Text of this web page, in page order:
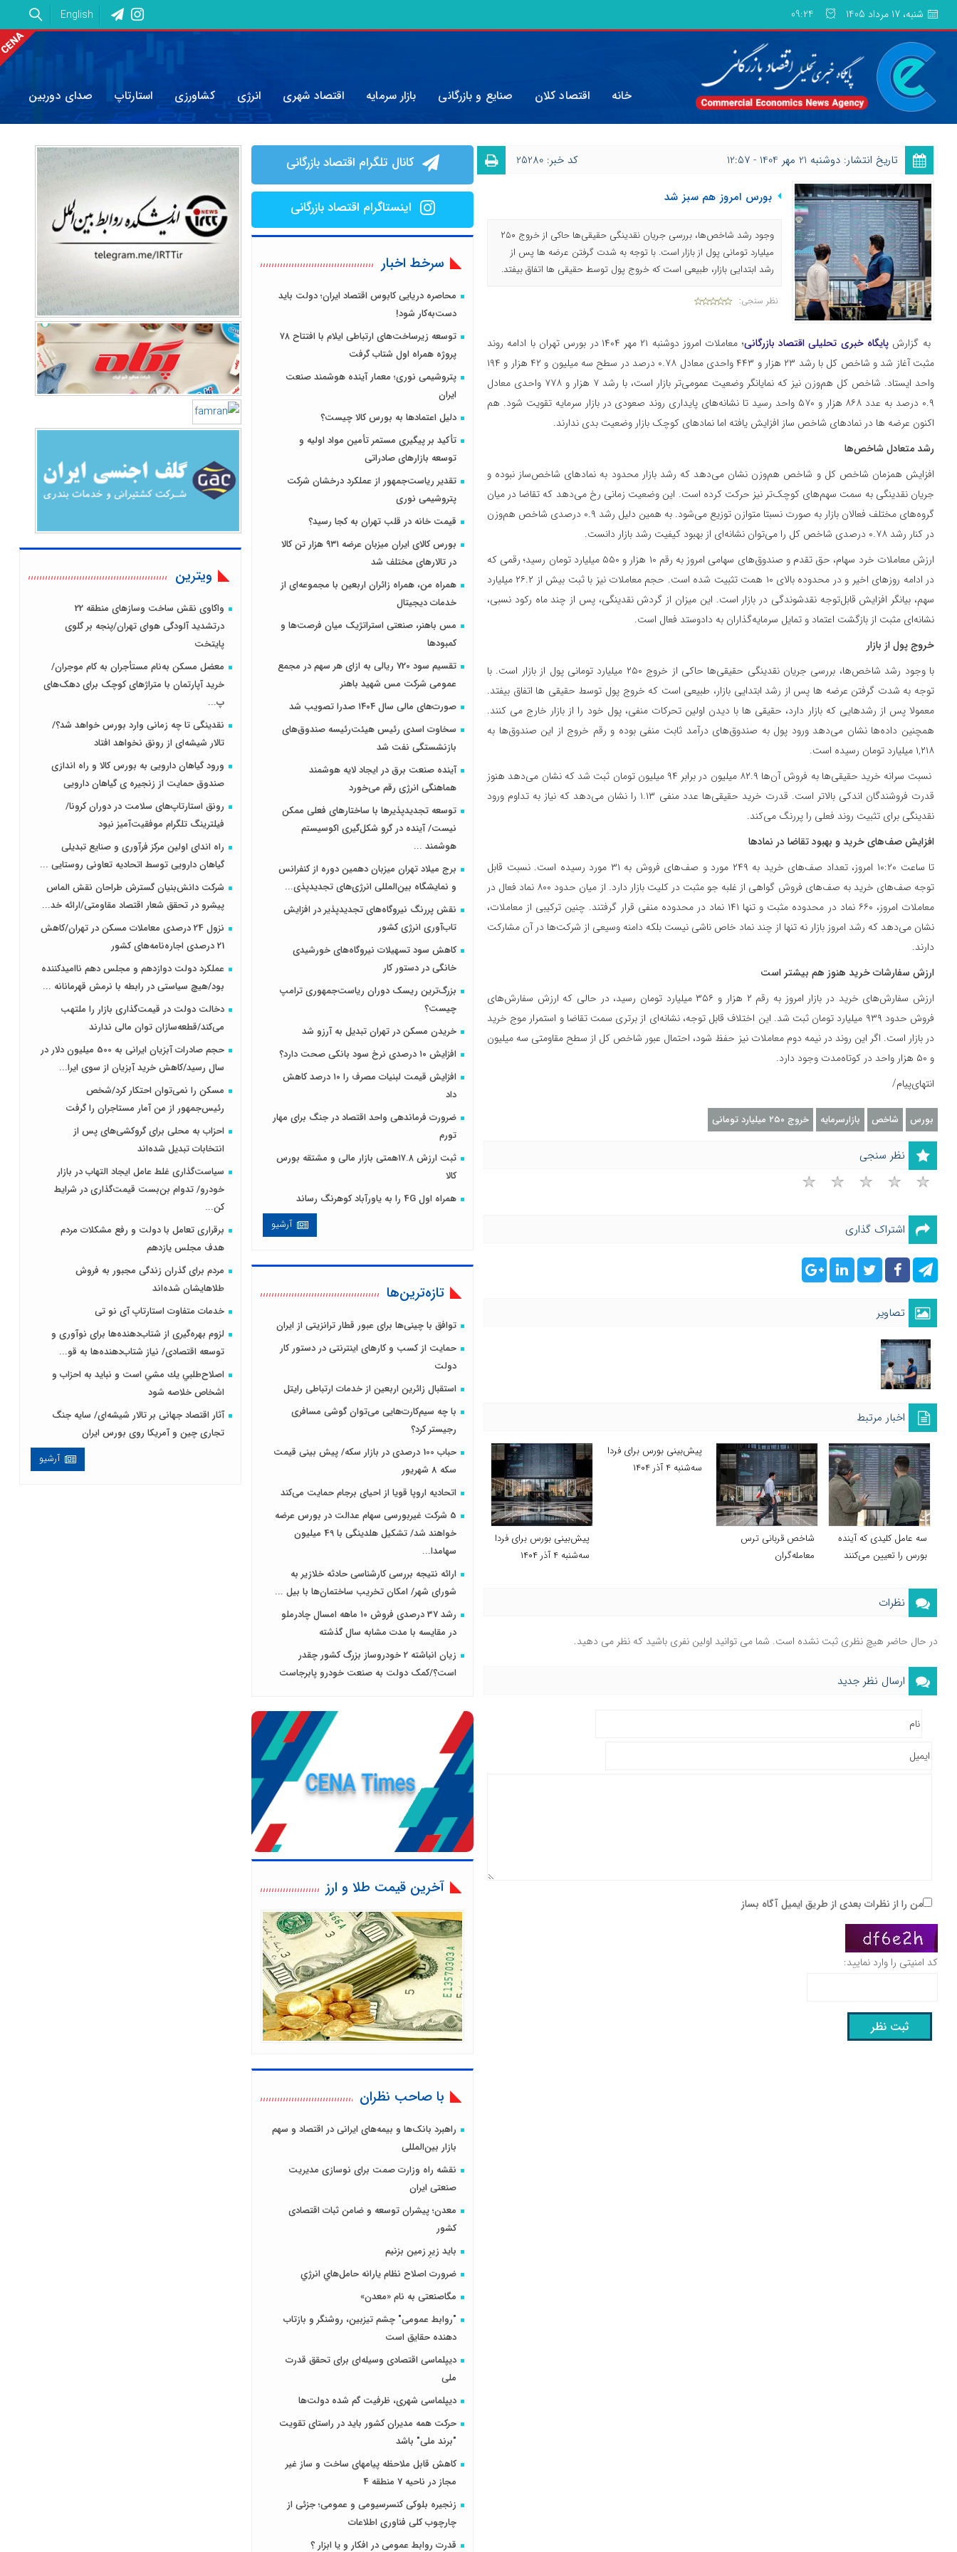
شنبه، 17 مرداد 1405 09:24
English
خانه اقتصاد کلان صنایع و بازرگانی بازار سرمایه اقتصاد شهری انرژی کشاورزی استارتاپ صدای دوربین
تاریخ انتشار: دوشنبه 21 مهر 1404 - 12:57 کد خبر: 25280
بورس امروز هم سبز شد
وجود رشد شاخص‌ها، بررسی جریان نقدینگی حقیقی‌ها حاکی از خروج ۲۵۰
میلیارد تومانی پول از بازار است. با توجه به شدت گرفتن عرضه ها پس از
رشد ابتدایی بازار، طبیعی است که خروج پول توسط حقیقی ها اتفاق بیفتد.
نظر سنجی:
به گزارش پایگاه خبری تحلیلی اقتصاد بازرگانی
؛ معاملات امروز دوشنبه ۲۱ مهر ۱۴۰۴ در بورس تهران با ادامه روند
مثبت آغاز شد و شاخص کل با رشد ۲۳ هزار و ۴۴۳ واحدی معادل ۰.۷۸ درصد در سطح سه میلیون و ۴۲ هزار و ۱۹۴
واحد ایستاد. شاخص کل هم‌وزن نیز که نمایانگر وضعیت عمومی‌تر بازار است، با رشد ۷ هزار و ۷۷۸ واحدی معادل
۰.۹ درصد به عدد ۸۶۸ هزار و ۵۷۰ واحد رسید تا نشانه‌های پایداری روند صعودی در بازار سرمایه تقویت شود. هم
اکنون عرضه ها در نمادهای شاخص ساز افزایش یافته اما نمادهای کوچک بازار وضعیت بدی ندارند.
رشد متعادل شاخص‌ها
افزایش همزمان شاخص کل و شاخص هم‌وزن نشان می‌دهد که رشد بازار محدود به نمادهای شاخص‌ساز نبوده و
جریان نقدینگی به سمت سهم‌های کوچک‌تر نیز حرکت کرده است. این وضعیت زمانی رخ می‌دهد که تقاضا در میان
گروه‌های مختلف فعالان بازار به صورت نسبتا متوازن توزیع می‌شود. به همین دلیل رشد ۰.۹ درصدی شاخص هم‌وزن
در کنار رشد ۰.۷۸ درصدی شاخص کل را می‌توان نشانه‌ای از بهبود کیفیت رشد بازار دانست.
ارزش معاملات خرد سهام، حق تقدم و صندوق‌های سهامی امروز به رقم ۱۰ هزار و ۵۵۰ میلیارد تومان رسید؛ رقمی که
در ادامه روزهای اخیر و در محدوده بالای ۱۰ همت تثبیت شده است. حجم معاملات نیز با ثبت بیش از ۲۶.۲ میلیارد
سهم، بیانگر افزایش قابل‌توجه نقدشوندگی در بازار است. این میزان از گردش نقدینگی، پس از چند ماه رکود نسبی،
نشانه‌ای مثبت از بازگشت اعتماد و تمایل سرمایه‌گذاران به دادوستد فعال است.
خروج پول از بازار
با وجود رشد شاخص‌ها، بررسی جریان نقدینگی حقیقی‌ها حاکی از خروج ۲۵۰ میلیارد تومانی پول از بازار است. با
توجه به شدت گرفتن عرضه ها پس از رشد ابتدایی بازار، طبیعی است که خروج پول توسط حقیقی ها اتفاق بیفتد.
معمولا پس از رشدهایی که بازار دارد، حقیقی ها با دیدن اولین تحرکات منفی، پول خود را از بازار خارج می کنند.
همچنین داده‌ها نشان می‌دهد ورود پول به صندوق‌های درآمد ثابت منفی بوده و رقم خروج از این صندوق‌ها به
۱,۲۱۸ میلیارد تومان رسیده است.
نسبت سرانه خرید حقیقی‌ها به فروش آن‌ها ۸۲.۹ میلیون در برابر ۹۴ میلیون تومان ثبت شد که نشان می‌دهد هنوز
قدرت فروشندگان اندکی بالاتر است. قدرت خرید حقیقی‌ها عدد منفی ۱.۱۳ را نشان می‌دهد که نیاز به تداوم ورود
نقدینگی برای تثبیت روند فعلی را پررنگ می‌کند.
افزایش صف‌های خرید و بهبود تقاضا در نمادها
تا ساعت ۱۰:۲۰ امروز، تعداد صف‌های خرید به ۲۴۹ مورد و صف‌های فروش به ۳۱ مورد رسیده است. نسبت قابل
توجه صف‌های خرید به صف‌های فروش گواهی از غلبه جو مثبت در کلیت بازار دارد. از میان حدود ۸۰۰ نماد فعال در
معاملات امروز، ۶۶۰ نماد در محدوده مثبت و تنها ۱۴۱ نماد در محدوده منفی قرار گرفتند. چنین ترکیبی از معاملات،
نشان می‌دهد که رشد امروز بازار نه تنها از چند نماد خاص ناشی نیست بلکه دامنه وسیعی از شرکت‌ها در آن مشارکت
دارند.
ارزش سفارشات خرید هنوز هم بیشتر است
ارزش سفارش‌های خرید در بازار امروز به رقم ۲ هزار و ۳۵۶ میلیارد تومان رسید، در حالی که ارزش سفارش‌های
فروش حدود ۹۳۹ میلیارد تومان ثبت شد. این اختلاف قابل توجه، نشانه‌ای از برتری سمت تقاضا و استمرار موج خرید
در بازار است. اگر این روند در نیمه دوم معاملات نیز حفظ شود، احتمال عبور شاخص کل از سطح مقاومتی سه میلیون
و ۵۰ هزار واحد در کوتاه‌مدت وجود دارد.
انتهای‌پیام/
بورس شاخص بازارسرمایه خروج ۲۵۰ میلیارد تومانی
نظر سنجی
اشتراک گذاری
تصاویر
اخبار مرتبط
سه عامل کلیدی که آینده
بورس را تعیین می‌کنند
شاخص قربانی ترس
معامله‌گران
پیش‌بینی بورس برای فردا
سه‌شنبه ۴ آذر ۱۴۰۴
پیش‌بینی بورس برای فردا
سه‌شنبه ۴ آذر ۱۴۰۴
نظرات
در حال حاضر هیچ نظری ثبت نشده است. شما می توانید اولین نفری باشید که نظر می دهید.
ارسال نظر جدید
من را از نظرات بعدی از طریق ایمیل آگاه بساز
کد امنیتی را وارد نمایید:
کانال تلگرام اقتصاد بازرگانی
اینستاگرام اقتصاد بازرگانی
سرخط اخبار
محاصره دریایی کابوس اقتصاد ایران؛ دولت باید
دست‌به‌کار شود!
توسعه زیرساخت‌های ارتباطی ایلام با افتتاح ۷۸
پروژه همراه اول شتاب گرفت
پتروشیمی نوری؛ معمار آینده هوشمند صنعت
ایران
دلیل اعتمادها به بورس کالا چیست؟
تأکید بر پیگیری مستمر تأمین مواد اولیه و
توسعه بازارهای صادراتی
تقدیر ریاست‌جمهور از عملکرد درخشان شرکت
پتروشیمی نوری
قیمت خانه در قلب تهران به کجا رسید؟
بورس کالای ایران میزبان عرضه ۹۳۱ هزار تن کالا
در تالارهای مختلف شد
همراه من، همراه زائران اربعین با مجموعه‌ای از
خدمات دیجیتال
مس باهنر، صنعتی استراتژیک میان فرصت‌ها و
کمبودها
تقسیم سود 720 ریالی به ازای هر سهم در مجمع
عمومی شرکت مس شهید باهنر
صورت‌های مالی سال ۱۴۰۴ صدرا تصویب شد
سخاوت اسدی رئیس هیئت‌رئیسه صندوق‌های
بازنشستگی نفت شد
آینده صنعت برق در ایجاد لایه هوشمند
هماهنگی انرژی رقم می‌خورد
توسعه تجدیدپذیرها با ساختارهای فعلی ممکن
نیست/ آینده در گرو شکل‌گیری اکوسیستم
هوشمند ...
برج میلاد تهران میزبان دهمین دوره از کنفرانس
و نمایشگاه بین‌المللی انرژی‌های تجدیدپذی...
نقش پررنگ نیروگاه‌های تجدیدپذیر در افزایش
تاب‌آوری انرژی کشور
کاهش سود تسهیلات نیروگاه‌های خورشیدی
خانگی در دستور کار
بزرگ‌ترین ریسک دوران ریاست‌جمهوری ترامپ
چیست؟
خریدن مسکن در تهران تبدیل به آرزو شد
افزایش ۱۰ درصدی نرخ سود بانکی صحت دارد؟
افزایش قیمت لبنیات مصرف را ۱۰ درصد کاهش
داد
ضرورت فرماندهی واحد اقتصاد در جنگ برای مهار
تورم
ثبت ارزش ۱۷.۸همتی بازار مالی و مشتقه بورس
کالا
همراه اول 4G را به یاورآباد کوهرنگ رساند
آرشیو
تازه‌ترین‌ها
توافق با چینی‌ها برای عبور قطار ترانزیتی از ایران
حمایت از کسب و کارهای اینترنتی در دستور کار
دولت
استقبال زائرین اربعین از خدمات ارتباطی رایتل
با چه سیم‌کارت‌هایی می‌توان گوشی‌ مسافری
رجیستر کرد؟
حباب 100 درصدی در بازار سکه/ پیش بینی قیمت
سکه 8 شهریور
اتحادیه اروپا قویا از احیای برجام حمایت می‌کند
5 شرکت غیربورسی سهام عدالت در بورس عرضه
خواهند شد/ تشکیل هلدینگی با 49 میلیون
سهامدا...
ارائه نتیجه بررسی‌ کارشناسی حادثه خلازیر به
شورای شهر/ امکان تخریب ساختمان‌ها با بیل ...
رشد 37 درصدی فروش ۱۰ ماهه امسال چادرملو
در مقایسه با مدت مشابه سال گذشته
زیان انباشته 2 خودروساز بزرگ کشور چقدر
است؟/کمک دولت به صنعت خودرو پابرجاست
آخرین قیمت طلا و ارز
با صاحب نظران
راهبرد بانک‌ها و بیمه‌های ایرانی در اقتصاد و سهم
بازار بین‌المللی
نقشه راه وزارت صمت برای نوسازی مدیریت
صنعتی ایران
معدن؛ پیشران توسعه و ضامن ثبات اقتصادی
کشور
باید زیرِ زمین بزنیم
ضرورت اصلاح نظام يارانه حامل‌هاي انرژي
مگاصنعتی به نام «معدن»
"روابط عمومی" چشم تیزبین، روشنگر و بازتاب
دهنده حقایق است
دیپلماسی اقتصادی وسیله‌ای برای تحقق قدرت
ملی
دیپلماسی شهری، ظرفیت گم شده دولت‌ها
حرکت همه مدیران کشور باید در راستای تقویت
"برند ملی" باشد
کاهش قابل ملاحظه پیامهای ساخت و ساز غیر
مجاز در ناحیه 7 منطقه 4
زنجیره بلوکی کنسرسیومی و عمومی؛ جزئی از
چارچوب کلی فناوری اطلاعات
قدرت روابط عمومی در افکار و یا ابزار ؟
ویترین
واکاوی نقش ساخت وسازهای منطقه 22
درتشدید آلودگی هوای تهران/پنجه بر گلوی
پایتخت
معضل مسکن به‌نام مستأجران به کام موجران/
خرید آپارتمان با متراژهای کوچک برای دهک‌های
پ...
نقدینگی تا چه زمانی وارد بورس خواهد شد؟/
تالار شیشه‌ای از رونق نخواهد افتاد
ورود گیاهان دارویی به بورس کالا و راه اندازی
صندوق حمایت از زنجیره ی گیاهان دارویی
رونق استارتاپ‌های سلامت در دوران کرونا/
فیلترینگ تلگرام موفقیت‌آمیز نبود
راه اندای اولین مرکز فرآوری و صنایع تبدیلی
گیاهان دارویی توسط اتحادیه تعاونی روستایی ...
شرکت دانش‌بنیان گسترش طراحان‌‌ ‌نقش‌ الماس
پیشرو در تحقق شعار اقتصاد مقاومتی/ارائه خد...
نزول 24 درصدی معاملات مسکن در تهران/کاهش
21 درصدی اجاره‌نامه‌های کشور
عملکرد دولت دوازدهم و مجلس دهم ناامیدکننده
بود/هیچ سیاستی در رابطه با نرمش قهرمانانه ...
دخالت دولت در قیمت‌گذاری بازار را ملتهب
می‌کند/قطعه‌سازان توان مالی ندارند
حجم صادرات آبزیان ایرانی به 500 میلیون دلار در
سال رسید/کاهش خرید آبزیان از سوی ایرا...
مسکن را نمی‌توان احتکار کرد/شخص
رئیس‌جمهور از من آمار مستاجران را گرفت
احزاب به محلی برای گروکشی‌های پس از
انتخابات تبدیل شده‌اند
سیاست‌گذاری غلط عامل ایجاد التهاب در بازار
خودرو/ تدوام بن‌بست قیمت‌گذاری در شرایط
کن...
برقراری تعامل با دولت و رفع مشکلات مردم
هدف مجلس‌ یازدهم
مردم برای گذران زندگی مجبور به فروش
طلاهایشان شده‌اند
خدمات متفاوت استارتاپ آی نو تی
لزوم بهره‌گیری از شتاب‌دهنده‌ها برای نوآوری و
توسعه اقتصادی/ نیاز شتاب‌دهنده‌ها به قو...
اصلاح‌طلبي يك مشي است و نبايد به احزاب و
اشخاص خلاصه شود
آثار اقتصاد جهانی بر تالار شیشه‌ای/ سایه جنگ
تجاری چین و آمریکا روی بورس ایران
آرشیو